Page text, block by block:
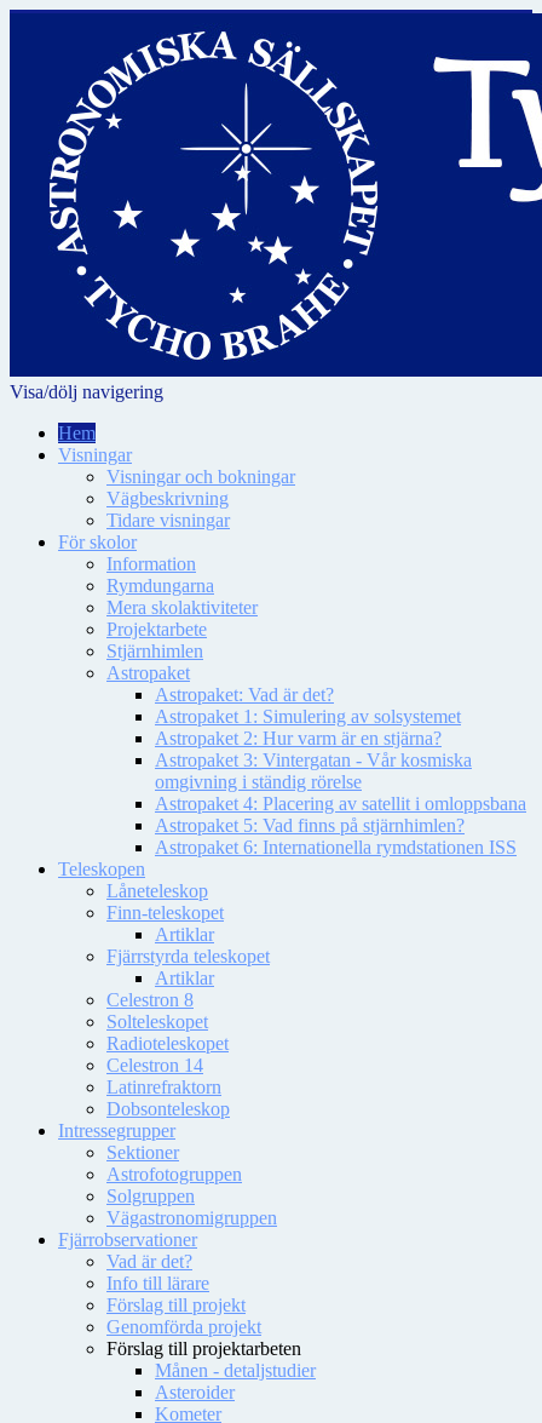
Visa/dölj navigering
Hem
Visningar
Visningar och bokningar
Vägbeskrivning
Tidare visningar
För skolor
Information
Rymdungarna
Mera skolaktiviteter
Projektarbete
Stjärnhimlen
Astropaket
Astropaket: Vad är det?
Astropaket 1: Simulering av solsystemet
Astropaket 2: Hur varm är en stjärna?
Astropaket 3: Vintergatan - Vår kosmiska
omgivning i ständig rörelse
Astropaket 4: Placering av satellit i omloppsbana
Astropaket 5: Vad finns på stjärnhimlen?
Astropaket 6: Internationella rymdstationen ISS
Teleskopen
Låneteleskop
Finn-teleskopet
Artiklar
Fjärrstyrda teleskopet
Artiklar
Celestron 8
Solteleskopet
Radioteleskopet
Celestron 14
Latinrefraktorn
Dobsonteleskop
Intressegrupper
Sektioner
Astrofotogruppen
Solgruppen
Vägastronomigruppen
Fjärrobservationer
Vad är det?
Info till lärare
Förslag till projekt
Genomförda projekt
Förslag till projektarbeten
Månen - detaljstudier
Asteroider
Kometer